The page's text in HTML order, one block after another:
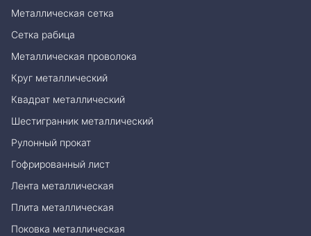
Металлическая сетка
Сетка рабица
Металлическая проволока
Круг металлический
Квадрат металлический
Шестигранник металлический
Рулонный прокат
Гофрированный лист
Лента металлическая
Плита металлическая
Поковка металлическая